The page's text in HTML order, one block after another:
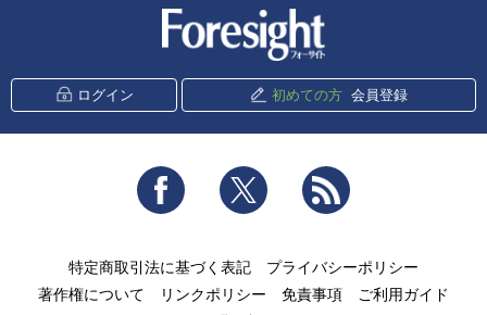
ログイン 初めての方 会員登録
Facebook Twitter
特定商取引法に基づく表記
プライバシーポリシー
著作権について
リンクポリシー 免責事項
ご利用ガイド